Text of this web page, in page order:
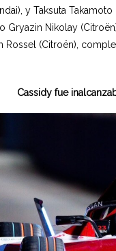
y Taksuta
Gryazin Nikolay
Rossel (Citroën),
Cassidy fue